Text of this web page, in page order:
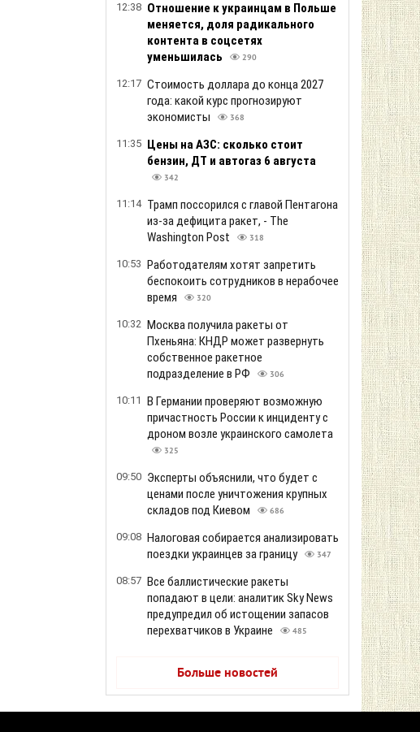
12:38 Отношение к украинцам в Польше
меняется, доля радикального
контента в соцсетях
уменьшилась
290
12:17 Стоимость доллара до конца 2027
года: какой курс прогнозируют
экономисты
368
11:35 Цены на АЗС: сколько стоит
бензин, ДТ и автогаз 6 августа
342
11:14 Трамп поссорился с главой Пентагона
из-за дефицита ракет, - The
Washington Post
318
10:53 Работодателям хотят запретить
беспокоить сотрудников в нерабочее
время
320
10:32 Москва получила ракеты от
Пхеньяна: КНДР может развернуть
собственное ракетное
подразделение в РФ
306
10:11 В Германии проверяют возможную
причастность России к инциденту с
дроном возле украинского самолета
325
09:50 Эксперты объяснили, что будет с
ценами после уничтожения крупных
складов под Киевом
686
09:08 Налоговая собирается анализировать
поездки украинцев за границу
347
08:57 Все баллистические ракеты
попадают в цели: аналитик Sky News
предупредил об истощении запасов
перехватчиков в Украине
485
Больше новостей